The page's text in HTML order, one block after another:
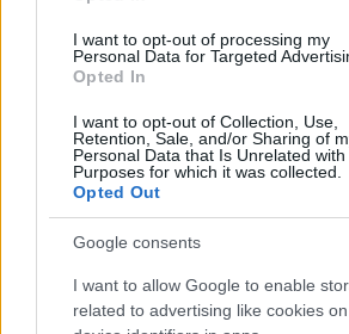
I want to opt-out of processing my
Personal Data for Targeted
Opted In
I want to opt-out of Collection, Use,
Retention, Sale, and/or Sharing of
Personal Data that Is Unrelated
Purposes for which it was collected.
Opted Out
Google consents
I want to allow Google to enable
related to advertising like cookies
Medicazione Sterile Adesiva in
Poliuretano - Euroderm Foam Plus
- Confezione da 10 Pz
20,00 € (iva esclusa)
Medicazione sterile con bordo